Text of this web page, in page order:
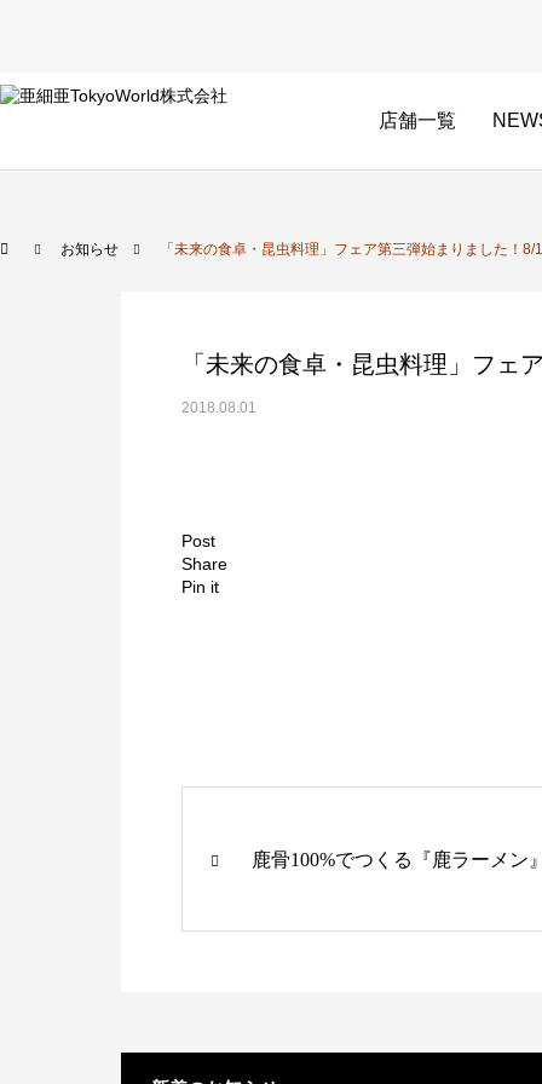
店舗一覧
お知らせ 「未来の食卓・昆虫料理」フェア第三弾始まりました！8/
「未来の食卓・昆虫料理」フェ
2018.08.01
Post
Share
Pin it
鹿骨100%でつくる『鹿ラーメン